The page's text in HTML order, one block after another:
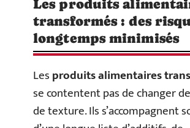
Les produits
transformés : des
longtemps minimisés
Lesproduits alimentaires
se contentent pas de changer
de texture. Ils s’accompagnent